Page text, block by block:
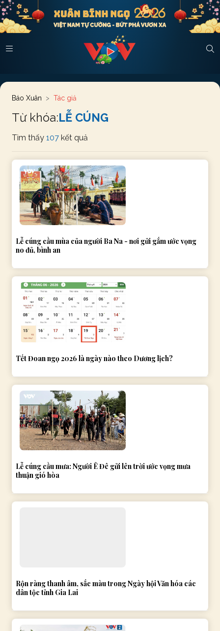
Báo Xuân Tác giả
Từ khóa:LỄ CÚNG
Tìm thấy 107 kết quả
Lễ cúng cầu mùa của người Ba Na - nơi gửi gắm ước vọng
no đủ, bình an
Tết Đoan ngọ 2026 là ngày nào theo Dương lịch?
Lễ cúng cầu mưa: Người Ê Đê gửi lên trời ước vọng mưa
thuận gió hòa
Rộn ràng thanh âm, sắc màu trong Ngày hội Văn hóa các
dân tộc tỉnh Gia Lai